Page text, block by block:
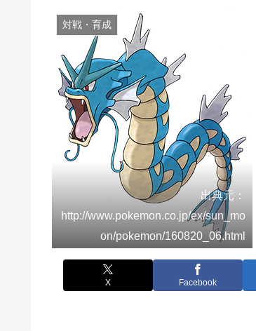
対戦・育成
出典元：
http://www.pokemon.co.jp/ex/sun_mo
on/pokemon/160820_06.html
X Facebook